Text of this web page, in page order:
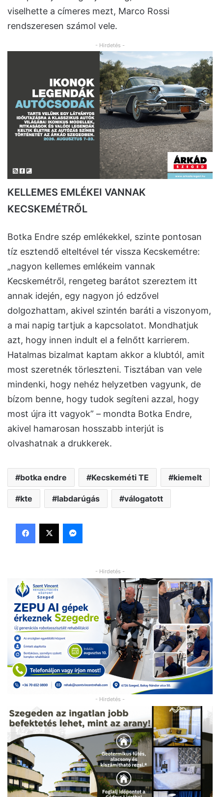
viselhette a címeres mezt, Marco Rossi
rendszeresen számol vele.
- Hirdetés -
KELLEMES EMLÉKEI VANNAK
KECSKEMÉTRŐL
Botka Endre szép emlékekkel, szinte pontosan
tíz esztendő elteltével tér vissza Kecskemétre:
„nagyon kellemes emlékeim vannak
Kecskemétről, rengeteg barátot szereztem itt
annak idején, egy nagyon jó edzővel
dolgozhattam, akivel szintén baráti a viszonyom,
a mai napig tartjuk a kapcsolatot. Mondhatjuk
azt, hogy innen indult el a felnőtt karrierem.
Hatalmas bizalmat kaptam akkor a klubtól, amit
most szeretnék törleszteni. Tisztában van vele
mindenki, hogy nehéz helyzetben vagyunk, de
bízom benne, hogy tudok segíteni azzal, hogy
most újra itt vagyok” – mondta Botka Endre,
akivel hamarosan hosszabb interjút is
olvashatnak a drukkerek.
botka endre Kecskeméti TE kiemelt
kte labdarúgás válogatott
Facebook
X Messenger
- Hirdetés -
- Hirdetés -